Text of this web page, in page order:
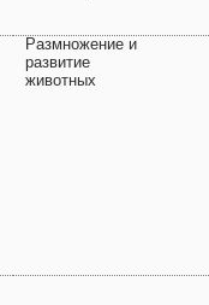
Размножение и
развитие
животных